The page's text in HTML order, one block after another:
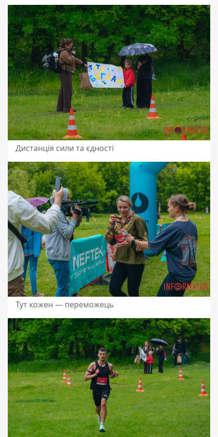
Дистанція сили та єдності
Тут кожен — переможець